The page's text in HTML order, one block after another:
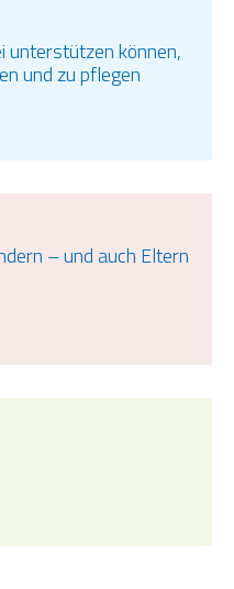
unterstützen können,
und zu pflegen
– und auch Eltern